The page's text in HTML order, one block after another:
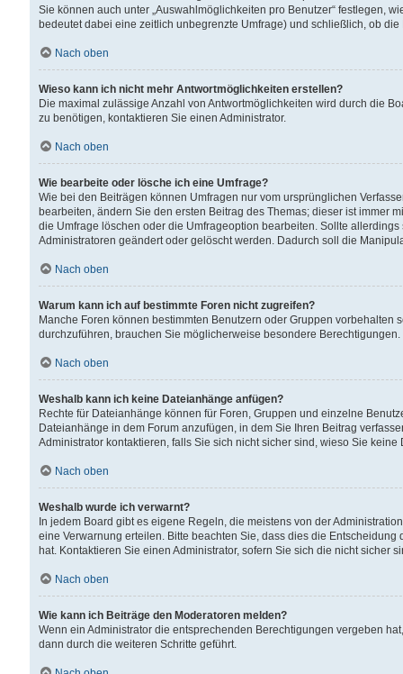
Sie können auch unter „Auswahlmöglichkeiten pro Benutzer“ festlegen,
bedeutet dabei eine zeitlich unbegrenzte Umfrage) und schließlich, ob
Nach oben
Wieso kann ich nicht mehr Antwortmöglichkeiten erstellen?
Die maximal zulässige Anzahl von Antwortmöglichkeiten wird durch die
zu benötigen, kontaktieren Sie einen Administrator.
Nach oben
Wie bearbeite oder lösche ich eine Umfrage?
Wie bei den Beiträgen können Umfragen nur vom ursprünglichen
bearbeiten, ändern Sie den ersten Beitrag des Themas; dieser ist immer
die Umfrage löschen oder die Umfrageoption bearbeiten. Sollte
Administratoren geändert oder gelöscht werden. Dadurch soll die
Nach oben
Warum kann ich auf bestimmte Foren nicht zugreifen?
Manche Foren können bestimmten Benutzern oder Gruppen
durchzuführen, brauchen Sie möglicherweise besondere
Nach oben
Weshalb kann ich keine Dateianhänge anfügen?
Rechte für Dateianhänge können für Foren, Gruppen und einzelne
Dateianhänge in dem Forum anzufügen, in dem Sie Ihren Beitrag
Administrator kontaktieren, falls Sie sich nicht sicher sind, wieso Sie
Nach oben
Weshalb wurde ich verwarnt?
In jedem Board gibt es eigene Regeln, die meistens von der
eine Verwarnung erteilen. Bitte beachten Sie, dass dies die
hat. Kontaktieren Sie einen Administrator, sofern Sie sich die nicht sicher
Nach oben
Wie kann ich Beiträge den Moderatoren melden?
Wenn ein Administrator die entsprechenden Berechtigungen vergeben
dann durch die weiteren Schritte geführt.